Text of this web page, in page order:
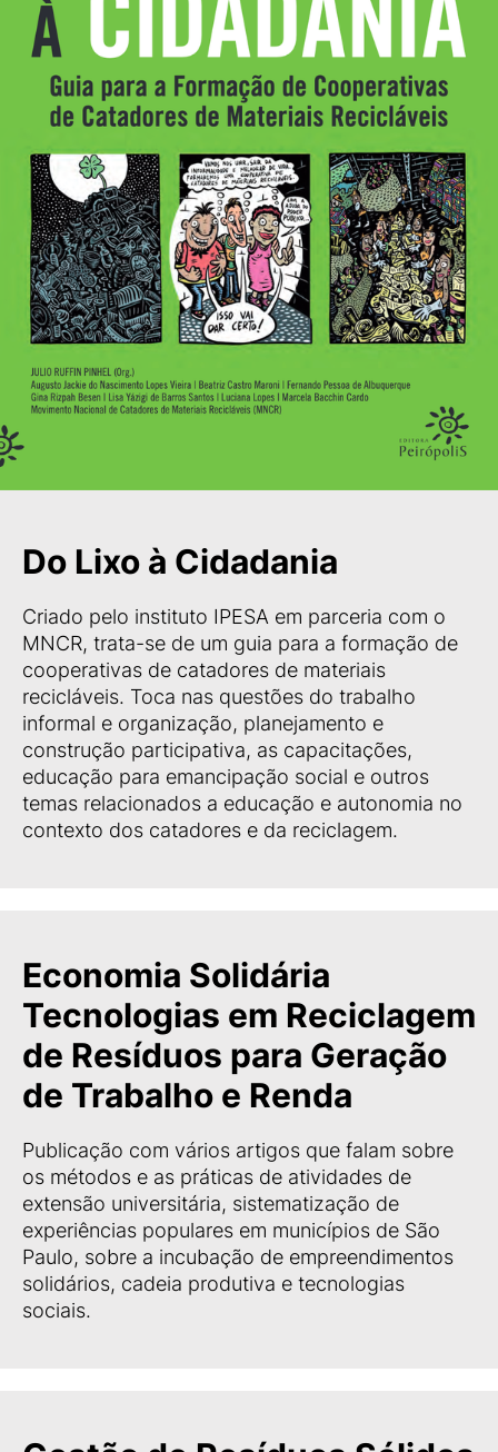
Do Lixo à Cidadania
Criado pelo instituto IPESA em parceria com o
MNCR, trata-se de um guia para a formação de
cooperativas de catadores de materiais
recicláveis. Toca nas questões do trabalho
informal e organização, planejamento e
construção participativa, as capacitações,
educação para emancipação social e outros
temas relacionados a educação e autonomia no
contexto dos catadores e da reciclagem.
Economia Solidária
Tecnologias em Reciclagem
de Resíduos para Geração
de Trabalho e Renda
Publicação com vários artigos que falam sobre
os métodos e as práticas de atividades de
extensão universitária, sistematização de
experiências populares em municípios de São
Paulo, sobre a incubação de empreendimentos
solidários, cadeia produtiva e tecnologias
sociais.